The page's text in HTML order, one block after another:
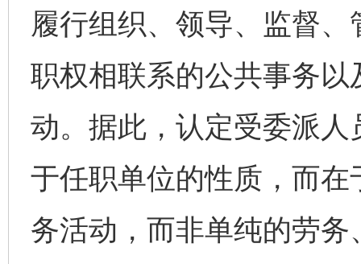
履行组织、领导、监督
职权相联系的公共事务
动。据此，认定受委派
于任职单位的性质，而
务活动，而非单纯的劳